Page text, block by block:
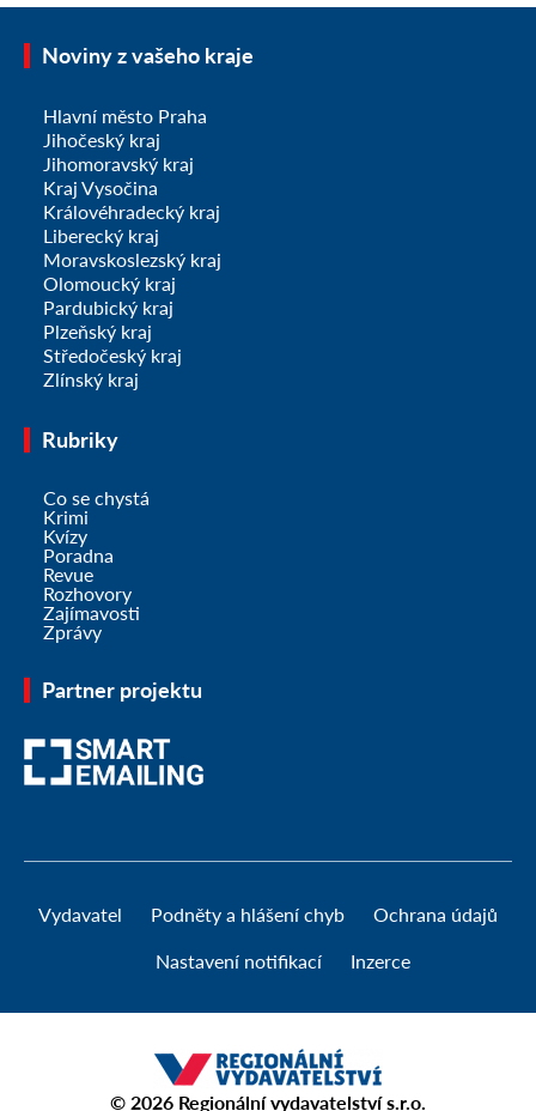
Noviny z vašeho kraje
Hlavní město Praha
Jihočeský kraj
Jihomoravský kraj
Kraj Vysočina
Královéhradecký kraj
Liberecký kraj
Moravskoslezský kraj
Olomoucký kraj
Pardubický kraj
Plzeňský kraj
Středočeský kraj
Zlínský kraj
Rubriky
Co se chystá
Krimi
Kvízy
Poradna
Revue
Rozhovory
Zajímavosti
Zprávy
Partner projektu
Vydavatel Podněty a hlášení chyb Ochrana údajů
Nastavení notifikací Inzerce
© 2026 Regionální vydavatelství s.r.o.